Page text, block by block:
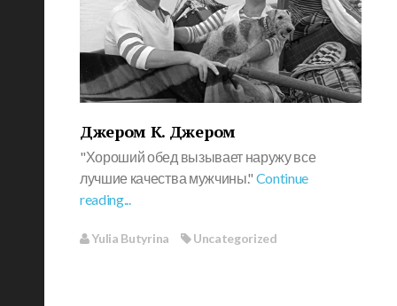
Джером К. Джером
"Хороший обед вызывает наружу все
лучшие качества мужчины." Continue
reading...
Yulia Butyrina Uncategorized